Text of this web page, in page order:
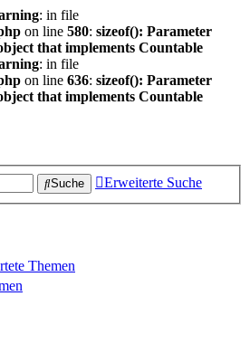
: in file
on line 580: sizeof(): Parameter
that implements Countable
: in file
on line 636: sizeof(): Parameter
that implements Countable
Suche Erweiterte Suche
Themen